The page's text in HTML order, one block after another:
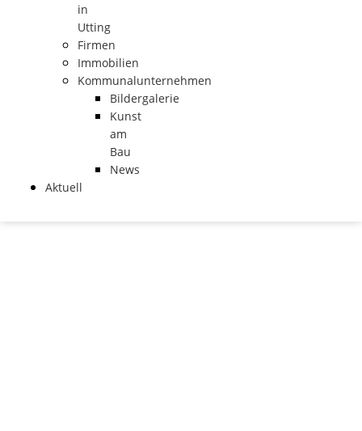
in
Utting
Firmen
Immobilien
Kommunalunternehmen
Bildergalerie
Kunst
am
Bau
News
Aktuell